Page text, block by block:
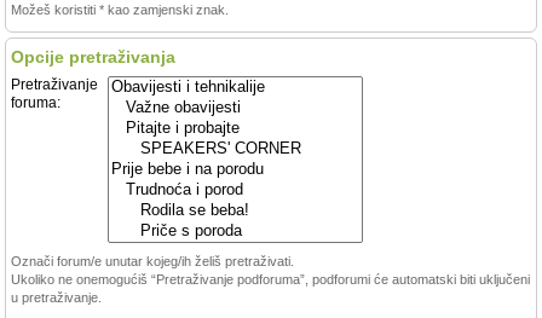
Možeš koristiti * kao zamjenski znak.
Opcije pretraživanja
Pretraživanje
foruma:
Označi forum/e unutar kojeg/ih želiš pretraživati.
Ukoliko ne onemogućiš “Pretraživanje podforuma”, podforumi će automatski biti uključeni
u pretraživanje.